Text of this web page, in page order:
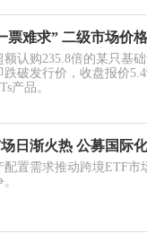
票难求” 二级市场价
额认购235.8倍的某只基
跌破发行价，收盘报价
产品。
日渐火热 公募国际
配置需求推动跨境ETF